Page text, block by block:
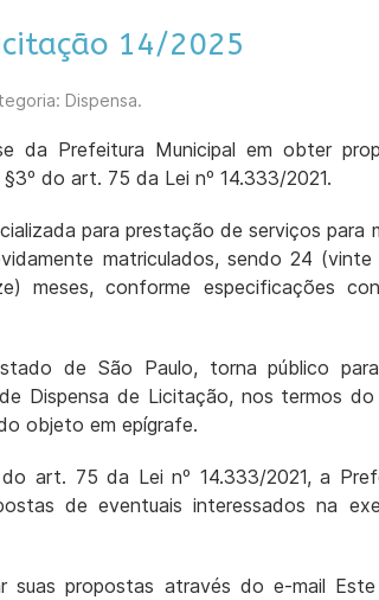
14/2025
Dispensa.
da Prefeitura Municipal em obter
do art. 75 da Lei nº 14.333/2021.
para prestação de serviços para
matriculados, sendo 24 (vinte
meses, conforme especificações
de São Paulo, torna público
Dispensa de Licitação, nos termos
objeto em epígrafe.
art. 75 da Lei nº 14.333/2021, a
de eventuais interessados na
suas propostas através do e-mail